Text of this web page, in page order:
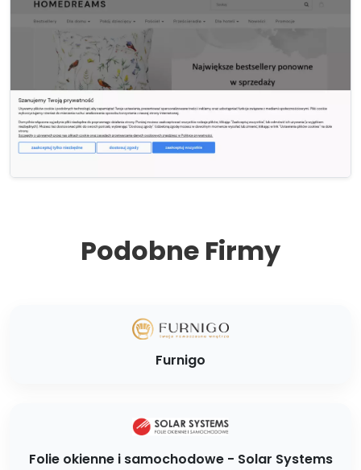
Podobne Firmy
Furnigo
Folie okienne i samochodowe - Solar Systems